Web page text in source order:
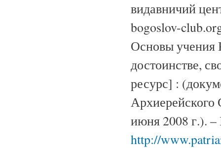
видавничий
bogoslov-
Основы учения
достоинстве,
ресурс] :
Архиерейского
июня 2008 г.).
http://